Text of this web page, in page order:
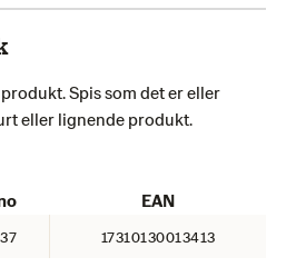
Spis som det er eller
eller lignende produkt.
EAN
17310130013413